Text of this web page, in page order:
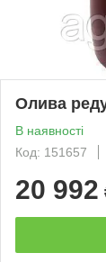
Олива
В наявності
Код: 151657
20 992